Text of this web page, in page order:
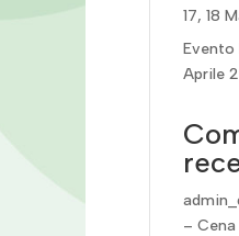
17, 18
Evento
Aprile
–